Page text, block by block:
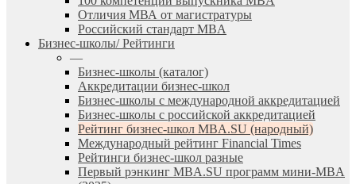
Отличия МВА от магистратуры
Российский стандарт MBA
Бизнес-школы/ Рейтинги
—
Бизнес-школы (каталог)
Аккредитации бизнес-школ
Бизнес-школы с международной аккредитацией
Бизнес-школы с российской аккредитацией
Рейтинг бизнес-школ MBA.SU (народный)
Международный рейтинг Financial Times
Рейтинги бизнес-школ разные
Первый рэнкинг MBA.SU программ мини-MBA